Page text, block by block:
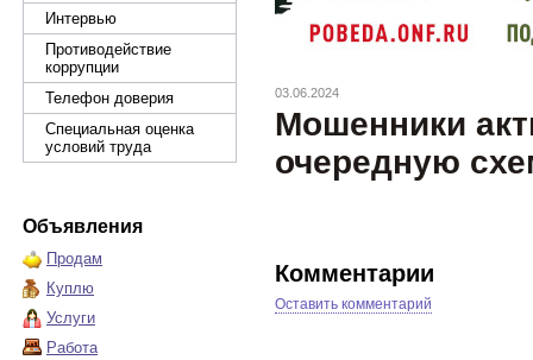
Интервью
Противодействие
коррупции
Телефон доверия
Специальная оценка
условий труда
Объявления
Продам
Куплю
Услуги
Работа
03.06.2024
Мошенники
очередную
Комментарии
Оставить комментарий